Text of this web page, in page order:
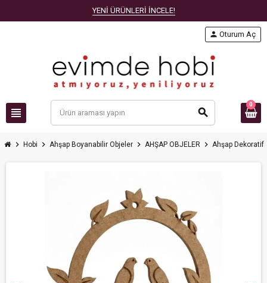
YENİ ÜRÜNLERİ İNCELE!
view_headline search
person Oturum Aç
0
chevron_right Hobi chevron_right Ahşap Boyanabilir Objeler chevron_right AHŞAP OBJELER chevron_right Ahşap Dekoratif